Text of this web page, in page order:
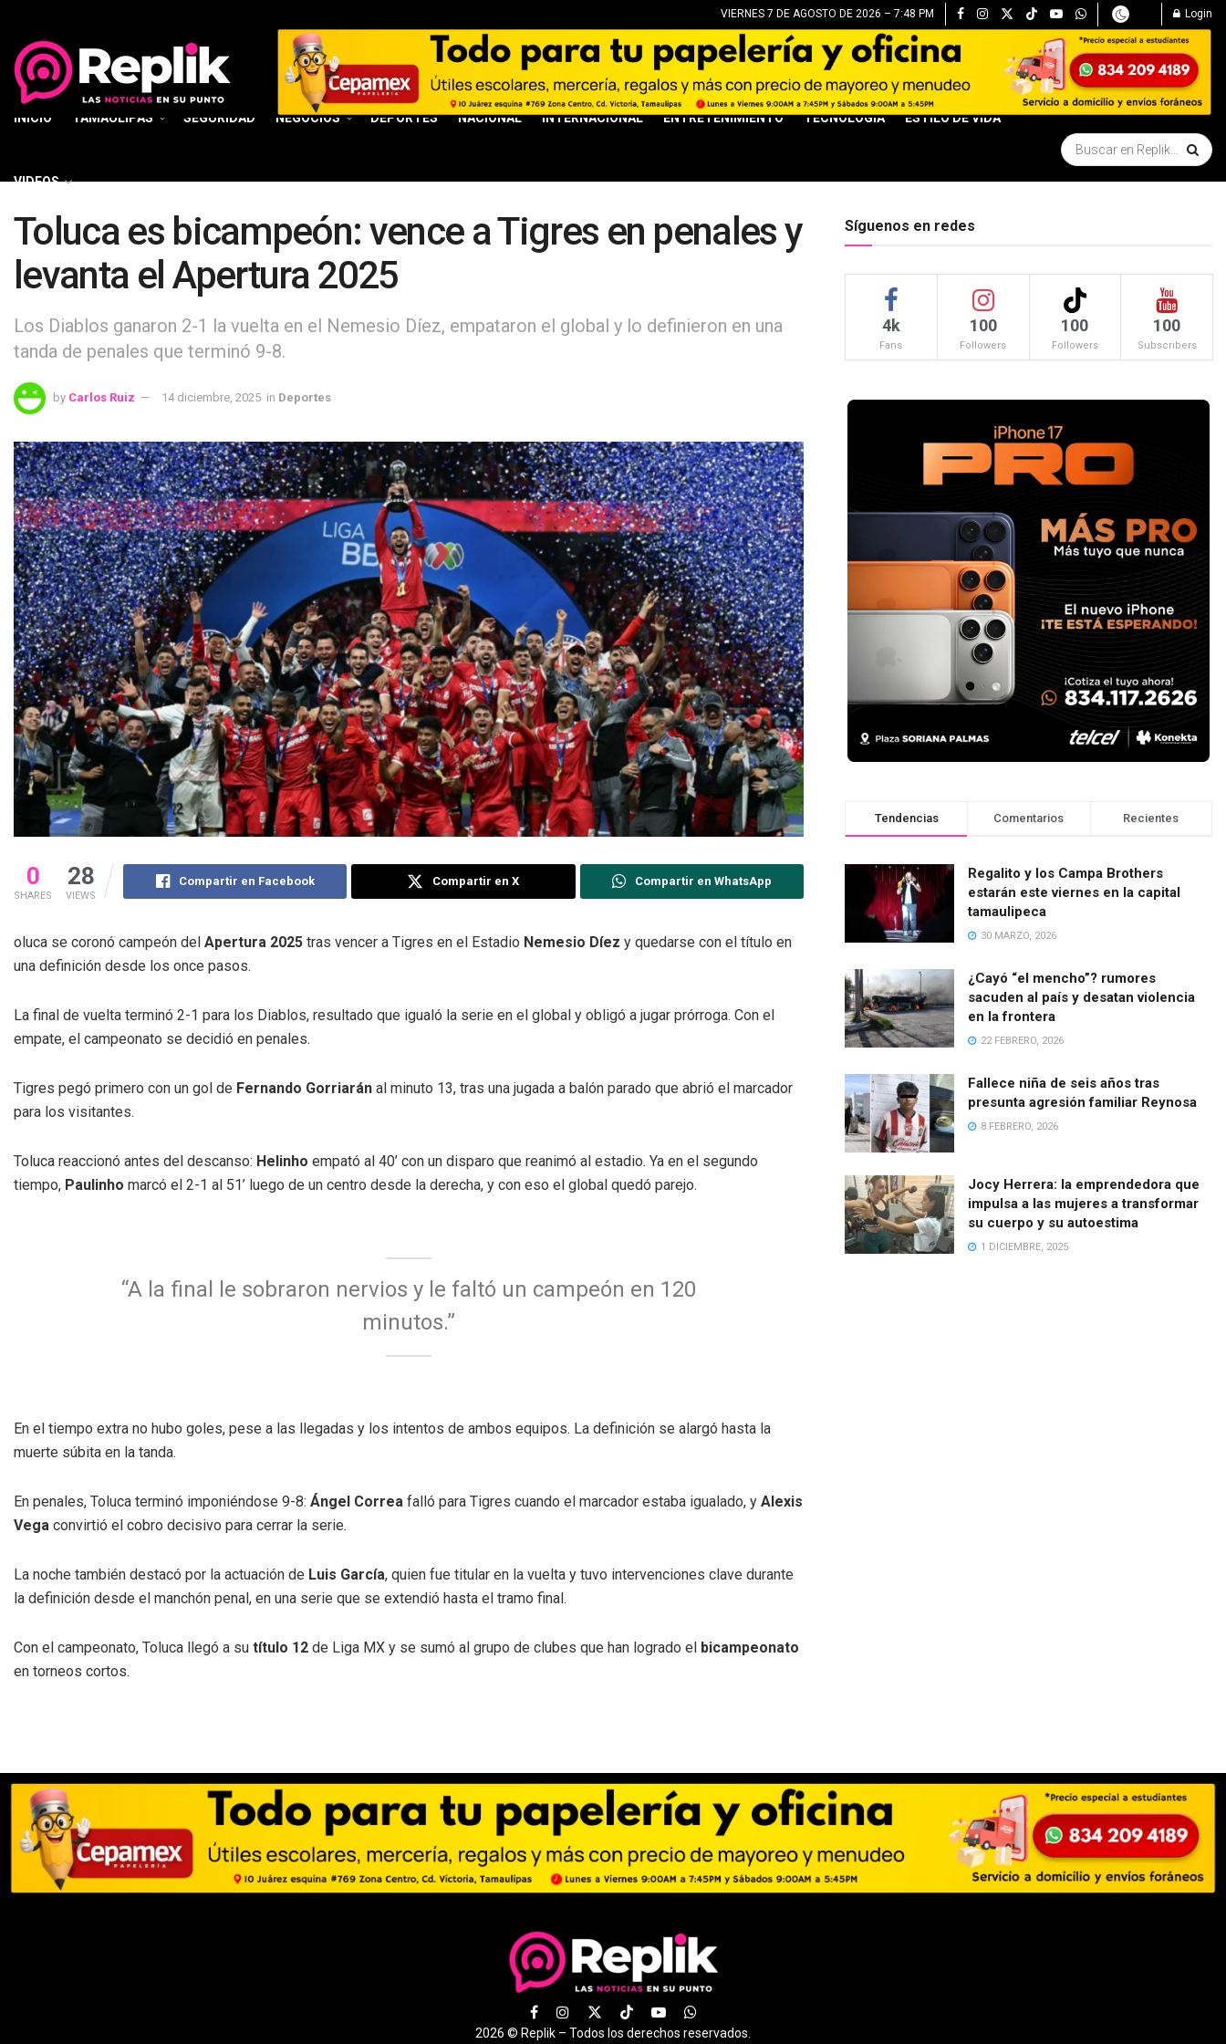
VIERNES 7 DE AGOSTO DE 2026 – 7:48 PM Login
INICIO TAMAULIPAS SEGURIDAD NEGOCIOS DEPORTES NACIONAL INTERNACIONAL ENTRETENIMIENTO TECNOLOGÍA ESTILO DE VIDA
VIDEOS
Toluca es bicampeón: vence a Tigres en penales y
levanta el Apertura 2025
Los Diablos ganaron 2-1 la vuelta en el Nemesio Díez, empataron el global y lo definieron en una
tanda de penales que terminó 9-8.
by Carlos Ruiz 14 diciembre, 2025 in Deportes
0
SHARES
28
VIEWS
Compartir en Facebook Compartir en X Compartir en WhatsApp
oluca se coronó campeón del Apertura 2025 tras vencer a Tigres en el Estadio Nemesio Díez y quedarse con el título en
una definición desde los once pasos.
La final de vuelta terminó 2-1 para los Diablos, resultado que igualó la serie en el global y obligó a jugar prórroga. Con el
empate, el campeonato se decidió en penales.
Tigres pegó primero con un gol de Fernando Gorriarán al minuto 13, tras una jugada a balón parado que abrió el marcador
para los visitantes.
Toluca reaccionó antes del descanso: Helinho empató al 40’ con un disparo que reanimó al estadio. Ya en el segundo
tiempo, Paulinho marcó el 2-1 al 51’ luego de un centro desde la derecha, y con eso el global quedó parejo.
“A la final le sobraron nervios y le faltó un campeón en 120
minutos.”
En el tiempo extra no hubo goles, pese a las llegadas y los intentos de ambos equipos. La definición se alargó hasta la
muerte súbita en la tanda.
En penales, Toluca terminó imponiéndose 9-8: Ángel Correa falló para Tigres cuando el marcador estaba igualado, y Alexis
Vega convirtió el cobro decisivo para cerrar la serie.
La noche también destacó por la actuación de Luis García, quien fue titular en la vuelta y tuvo intervenciones clave durante
la definición desde el manchón penal, en una serie que se extendió hasta el tramo final.
Con el campeonato, Toluca llegó a su título 12 de Liga MX y se sumó al grupo de clubes que han logrado el
bicampeonato
en torneos cortos.
Síguenos en redes
4k
Fans
100
Followers
100
Followers
100
Subscribers
Tendencias Comentarios Recientes
Regalito y los Campa Brothers
estarán este viernes en la capital
tamaulipeca
30 MARZO, 2026
¿Cayó “el mencho”? rumores
sacuden al país y desatan violencia
en la frontera
22 FEBRERO, 2026
Fallece niña de seis años tras
presunta agresión familiar Reynosa
8 FEBRERO, 2026
Jocy Herrera: la emprendedora que
impulsa a las mujeres a transformar
su cuerpo y su autoestima
1 DICIEMBRE, 2025
2026 © Replik – Todos los derechos reservados.